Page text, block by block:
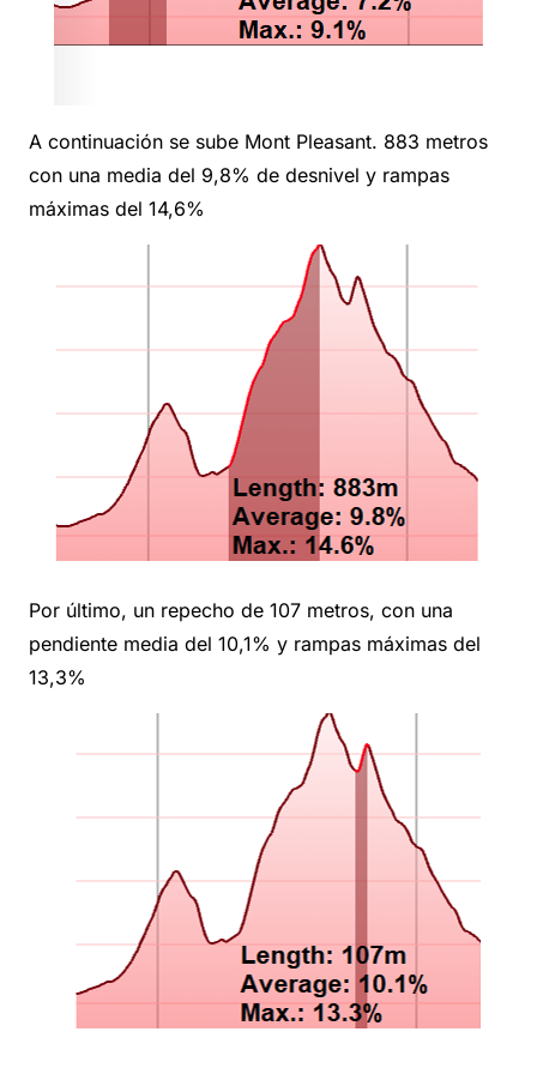
A continuación se sube Mont Pleasant. 883 metros
con una media del 9,8% de desnivel y rampas
máximas del 14,6%
Por último, un repecho de 107 metros, con una
pendiente media del 10,1% y rampas máximas del
13,3%